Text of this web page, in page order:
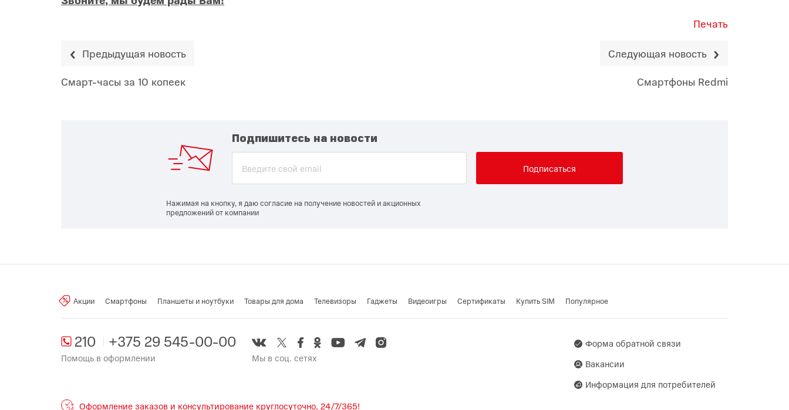
Печать
Предыдущая новость
Смарт-часы за 10 копеек
Следующая новость
Смартфоны Redmi
Подпишитесь на новости
Подписаться
Нажимая на кнопку, я даю согласие на получение новостей и акционных
предложений от компании
Акции Смартфоны Планшеты и ноутбуки Товары для дома Телевизоры Гаджеты Видеоигры Cертификаты Купить SIM Популярное
210 +375 29 545-00-00
Помощь в оформлении Мы в соц. сетях
Форма обратной связи
Вакансии
Информация для потребителей
Оформление заказов и консультирование круглосуточно, 24/7/365!